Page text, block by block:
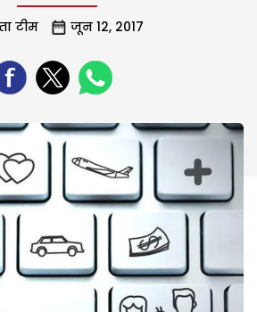
टीम जून 12, 2017